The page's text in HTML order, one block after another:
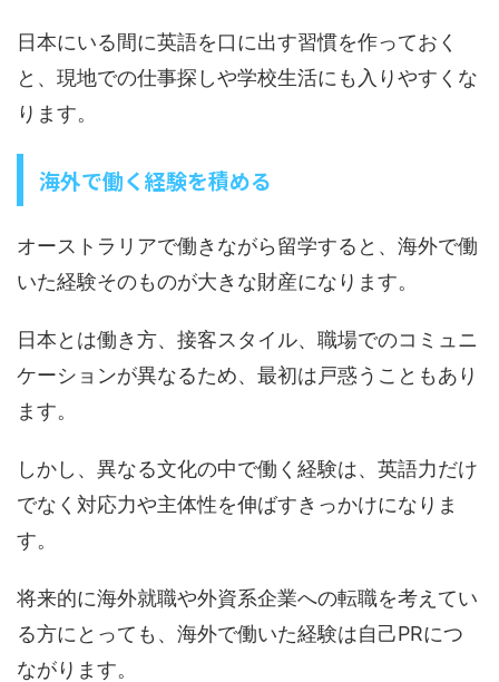
日本にいる間に英語を口に出す習慣を作っておく
と、現地での仕事探しや学校生活にも入りやすくな
ります。
海外で働く経験を積める
オーストラリアで働きながら留学すると、海外で働
いた経験そのものが大きな財産になります。
日本とは働き方、接客スタイル、職場でのコミュニ
ケーションが異なるため、最初は戸惑うこともあり
ます。
しかし、異なる文化の中で働く経験は、英語力だけ
でなく対応力や主体性を伸ばすきっかけになりま
す。
将来的に海外就職や外資系企業への転職を考えてい
る方にとっても、海外で働いた経験は自己PRにつ
ながります。